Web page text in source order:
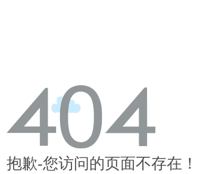
抱歉-您访问的页面不存在！